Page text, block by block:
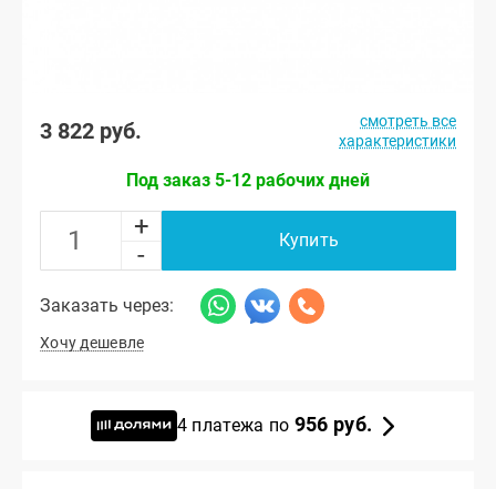
3 822 руб.
смотреть все
характеристики
Под заказ 5-12 рабочих дней
+
-
Купить
Заказать через:
Хочу дешевле
4 платежа по 956 руб.